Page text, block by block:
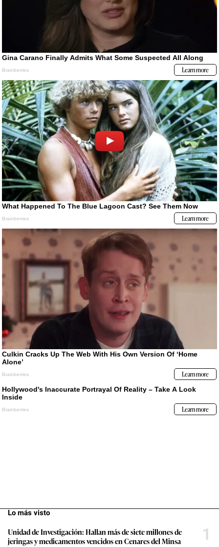
Lo más visto
Unidad de Investigación: Hallan más de siete millones de
jeringas y medicamentos vencidos en Cenares del Minsa
1